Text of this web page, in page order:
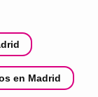
en Madrid